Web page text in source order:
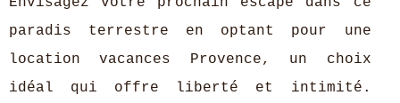
paradis terrestre en optant pour une
location vacances Provence, un choix
idéal qui offre liberté et intimité.